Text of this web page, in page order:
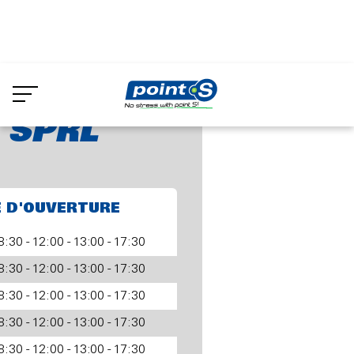
au
contenu
D'OUVERTURE
- 12:00 - 13:00 - 17:30
- 12:00 - 13:00 - 17:30
- 12:00 - 13:00 - 17:30
- 12:00 - 13:00 - 17:30
- 12:00 - 13:00 - 17:30